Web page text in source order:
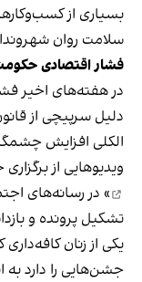
بسیاری از
سلامت روان
فشار اقتصادی
در هفته‌های اخیر
دلیل سرپیچی از
الکلی افزایش
ویدیوهایی از
» در رسانه‌های
تشکیل پرونده و
یکی از زنان
جشن‌هایی را دارد به